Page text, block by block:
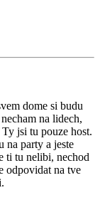
dome si budu
na lidech,
jsi tu pouze host.
na party a jeste
ti tu nelibi, nechod
odpovidat na tve